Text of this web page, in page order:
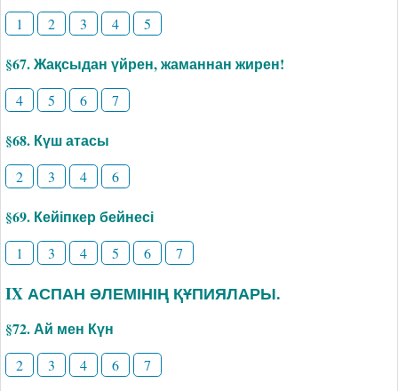
1 2 3 4 5
§67. Жақсыдан үйрен, жаманнан жирен!
4 5 6 7
§68. Күш атасы
2 3 4 6
§69. Кейіпкер бейнесі
1 3 4 5 6 7
IX АСПАН ӘЛЕМІНІҢ ҚҰПИЯЛАРЫ.
§72. Ай мен Күн
2 3 4 6 7